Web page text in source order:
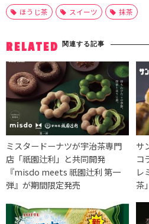
ほうじ茶 スイーツ 抹茶
RELATED 関連する記事
ミスタードーナツが宇治茶専門
店「祇園辻利」と共同開発
『misdo meets 祇園辻利 第一
弾』が期間限定発売
サ
コ
レ
茶